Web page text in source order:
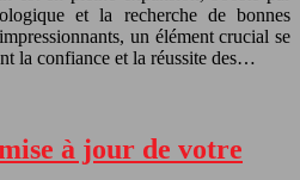
et la recherche de bonnes
un élément crucial se
la confiance et la réussite des…
à jour de votre